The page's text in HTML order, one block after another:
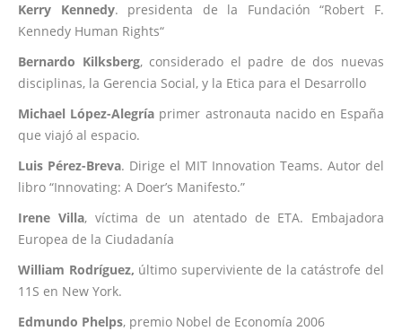
Kerry Kennedy. presidenta de la Fundación “Robert F.
Kennedy Human Rights“
Bernardo Kilksberg, considerado el padre de dos nuevas
disciplinas, la Gerencia Social, y la Etica para el Desarrollo
Michael López-Alegría primer astronauta nacido en España
que viajó al espacio.
Luis Pérez-Breva. Dirige el MIT Innovation Teams. Autor del
libro “Innovating: A Doer’s Manifesto.”
Irene Villa, víctima de un atentado de ETA. Embajadora
Europea de la Ciudadanía
William Rodríguez, último superviviente de la catástrofe del
11S en New York.
Edmundo Phelps, premio Nobel de Economía 2006